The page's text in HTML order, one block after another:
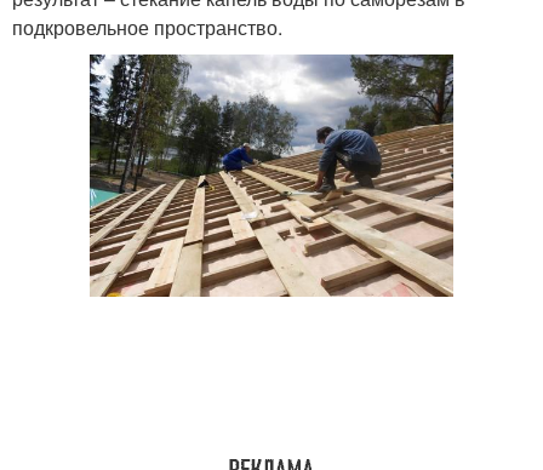
подкровельное пространство.